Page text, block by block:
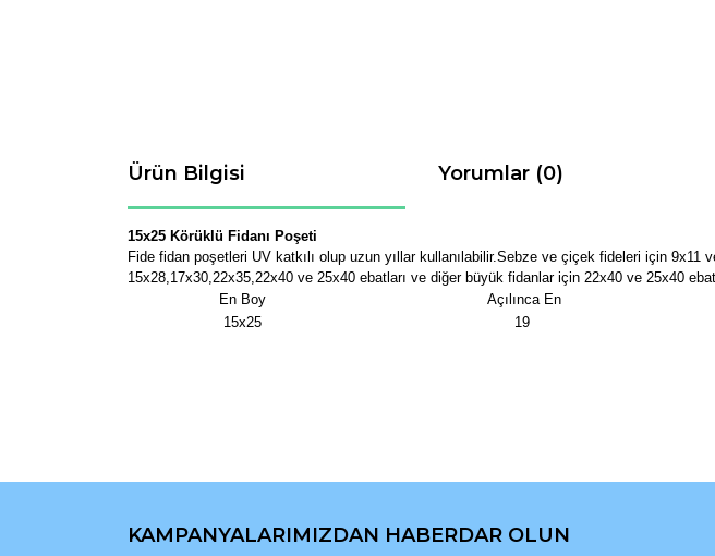
Ürün Bilgisi Yorumlar (0)
15x25 Körüklü Fidanı Poşeti
Fide fidan poşetleri UV katkılı olup uzun yıllar kullanılabilir.Sebze ve çiçek fideleri için
15x28,17x30,22x35,22x40 ve 25x40 ebatları ve diğer büyük fidanlar için 22x40 ve 25x40
En Boy
Açılınca En
15x25
19
Görüş ve önerileriniz için teşekkür ederiz.
Ürün resmi kalitesiz, bozuk veya görüntülenemiyor.
KAMPANYALARIMIZDAN HABERDAR OLUN